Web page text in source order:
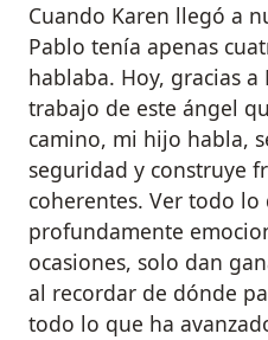
Cuando Karen llegó a
Pablo tenía apenas
hablaba. Hoy, gracias
trabajo de este ángel
camino, mi hijo habla,
seguridad y construye
coherentes. Ver todo
profundamente
ocasiones, solo dan
al recordar de dónde
todo lo que ha